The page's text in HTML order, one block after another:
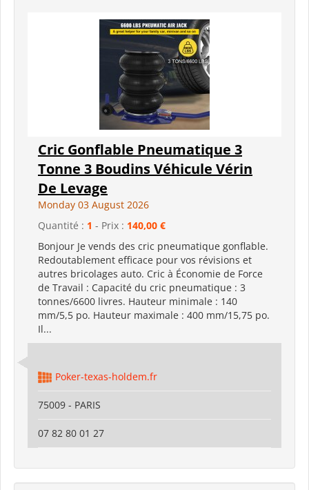
Cric Gonflable Pneumatique 3
Tonne 3 Boudins Véhicule Vérin
De Levage
Monday 03 August 2026
Quantité : 1 - Prix : 140,00 €
Bonjour Je vends des cric pneumatique gonflable.
Redoutablement efficace pour vos révisions et
autres bricolages auto. Cric à Économie de Force
de Travail : Capacité du cric pneumatique : 3
tonnes/6600 livres. Hauteur minimale : 140
mm/5,5 po. Hauteur maximale : 400 mm/15,75 po.
Il...
Poker-texas-holdem.fr
75009 - PARIS
07 82 80 01 27